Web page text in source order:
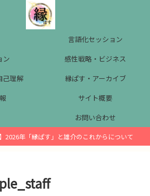
言語化セッション
ン
感性戦略・ビジネス
己理解
縁ぱす・アーカイブ
サイト概要
お問い合わせ
2026年「縁ぱす」と雄介のこれからについて